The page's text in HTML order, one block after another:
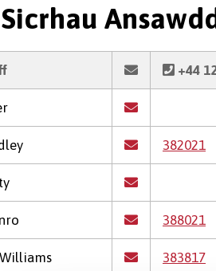
+44
382021
388021
383817